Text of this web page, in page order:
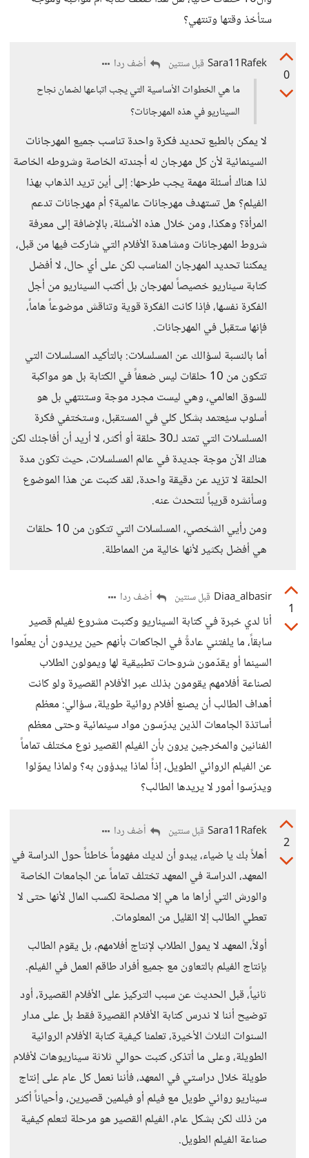
ستأخذ وقتها وتنتهي؟
0
Sara11Rafek قبل سنتين
أضف ردا
ما هي الخطوات الأساسية التي يجب اتباعها لضمان نجاح
السيناريو في هذه المهرجانات؟
لا يمكن بالطبع تحديد فكرة واحدة تناسب جميع المهرجانات
السينمائية لأن كل مهرجان له أجندته الخاصة وشروطه الخاصة
لذا هناك أسئلة مهمة يجب طرحها: إلى أين تريد الذهاب بهذا
الفيلم؟ هل تستهدف مهرجانات عالمية؟ أم مهرجانات تدعم
المرأة؟ وهكذا، ومن خلال هذه الأسئلة، بالإضافة إلى معرفة
شروط المهرجانات ومشاهدة الأفلام التي شاركت فيها من قبل،
يمكننا تحديد المهرجان المناسب لكن على أي حال، لا أفضل
كتابة سيناريو خصيصاً لمهرجان بل أكتب السيناريو من أجل
الفكرة نفسها، فإذا كانت الفكرة قوية وتناقش موضوعاً هاماً،
فإنها ستقبل في المهرجانات.
أما بالنسبة لسؤالك عن المسلسلات: بالتأكيد المسلسلات التي
تتكون من 10 حلقات ليس ضعفاً في الكتابة بل هو مواكبة
للسوق العالمي، وهي ليست مجرد موجة وستنتهي بل هو
أسلوب سيُعتمد بشكل كلي في المستقبل، وستختفي فكرة
المسلسلات التي تمتد لـ30 حلقة أو أكثر، لا أريد أن أفاجئك لكن
هناك الآن موجة جديدة في عالم المسلسلات، حيث تكون مدة
الحلقة لا تزيد عن دقيقة واحدة، لقد كتبت عن هذا الموضوع
وسأنشره قريباً لنتحدث عنه.
ومن رأيي الشخصي، المسلسلات التي تتكون من 10 حلقات
هي أفضل بكثير لأنها خالية من المماطلة.
1
Diaa_albasir قبل سنتين أضف ردا
أنا لدي خبرة في كتابة السيناريو وكتبت مشروع لفيلم قصير
سابقاً، ما يلفتني عادةً في الجاكعات بأنهم حين يريدون أن يعلّموا
السينما أو يقدّمون شروحات تطبيقية لها ويمولون الطلاب
لصناعة أفلامهم يقومون بذلك عبر الأفلام القصيرة ولو كانت
أهداف الطالب أن يصنع أفلام روائية طويلة، سؤالي: معظم
أساتذة الجامعات الذين يدرّسون مواد سينمائية وحتى معظم
الفنانين والمخرجين يرون بأن الفيلم القصير نوع مختلف تماماً
عن الفيلم الروائي الطويل، إذاً لماذا يبدؤون به؟ ولماذا يموّلوا
ويدرّسوا أمور لا يريدها الطالب؟
2
Sara11Rafek قبل سنتين أضف ردا
أهلاً بك يا ضياء، يبدو أن لديك مفهوماً خاطئاً حول الدراسة في
المعهد، الدراسة في المعهد تختلف تماماً عن الجامعات الخاصة
والورش التي أراها ما هي إلا مصلحة لكسب المال لأنها حتى لا
تعطي الطالب إلا القليل من المعلومات.
أولاً، المعهد لا يمول الطلاب لإنتاج أفلامهم، بل يقوم الطالب
بإنتاج الفيلم بالتعاون مع جميع أفراد طاقم العمل في الفيلم.
ثانياً، قبل الحديث عن سبب التركيز على الأفلام القصيرة، أود
توضيح أننا لا ندرس كتابة الأفلام القصيرة فقط بل على مدار
السنوات الثلاث الأخيرة، تعلمنا كيفية كتابة الأفلام الروائية
الطويلة، وعلى ما أتذكر، كتبت حوالي ثلاثة سيناريوهات لأفلام
طويلة خلال دراستي في المعهد، فأننا نعمل كل عام على إنتاج
سيناريو روائي طويل مع فيلم أو فيلمين قصيرين، وأحياناً أكثر
من ذلك لكن بشكل عام، الفيلم القصير هو مرحلة لتعلم كيفية
صناعة الفيلم الطويل.